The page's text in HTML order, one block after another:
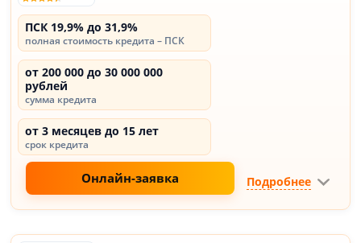
ПСК 19,9% до 31,9%
полная стоимость кредита – ПСК
от 200 000 до 30 000 000
рублей
сумма кредита
от 3 месяцев до 15 лет
срок кредита
Онлайн-заявка Подробнее